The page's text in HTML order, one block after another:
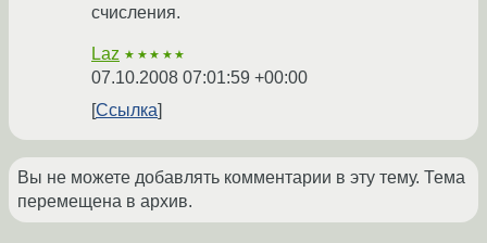
счисления.
Laz ★★★★★
07.10.2008 07:01:59 +00:00
Ссылка
Вы не можете добавлять комментарии в эту тему. Тема
перемещена в архив.